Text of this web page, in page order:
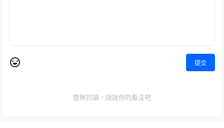
提交
暫無討論，說說你的看法吧